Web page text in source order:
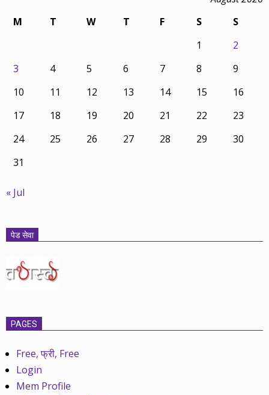
M
T W T F S
S
1
2
3
4 5 6 7 8
9
10
11 12 13 14 15
16
17
18 19 20 21 22
23
24
25 26 27 28 29
30
31
« Jul
पेड सेवा
PAGES
Free, फ्री, Free
Login
Mem Profile